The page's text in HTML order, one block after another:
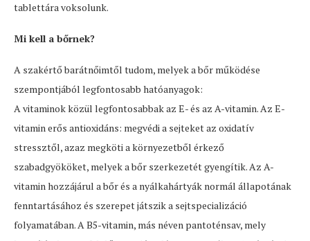
tablettára voksolunk.
Mi kell a bőrnek?
A szakértő barátnőimtől tudom, melyek a bőr működése
szempontjából legfontosabb hatóanyagok:
A vitaminok közül legfontosabbak az E- és az A-vitamin. Az E-
vitamin erős antioxidáns: megvédi a sejteket az oxidatív
stressztől, azaz megköti a környezetből érkező
szabadgyököket, melyek a bőr szerkezetét gyengítik. Az A-
vitamin hozzájárul a bőr és a nyálkahártyák normál állapotának
fenntartásához és szerepet játszik a sejtspecializáció
folyamatában. A B5-vitamin, más néven pantoténsav, mely